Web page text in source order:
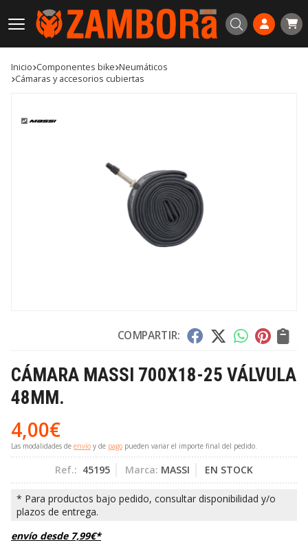
Buscar
Inicio componentes bike
neumáticos
cámaras y accesorios cubiertas
COMPARTIR:
CÁMARA MASSI 700X18-25 VÁLVULA
48MM.
4,00€
Las modalidades de envío y de pago pueden variar el importe final del pedido.
Ref.: 45195 Marca: MASSI EN STOCK
envío desde 7,99€*